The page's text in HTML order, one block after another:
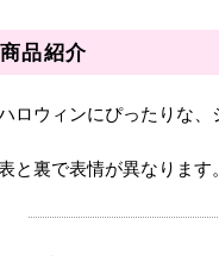
商品紹介
ロウィンにぴったりな
と裏で表情が異なります。